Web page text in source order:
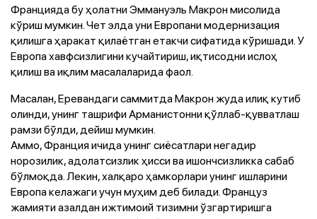
Францияда бу ҳолатни Эммануэль Макрон мисолида
кўриш мумкин. Чет элда уни Европани модернизация
қилишга ҳаракат қилаётган етакчи сифатида кўришади. У
Европа хавфсизлигини кучайтириш, иқтисодни ислоҳ
қилиш ва иқлим масалаларида фаол.
Масалан, Еревандаги саммитда Макрон жуда илиқ кутиб
олинди, унинг ташрифи Арманистонни қўллаб-қувватлаш
рамзи бўлди, дейиш мумкин.
Аммо, Франция ичида унинг сиёсатлари негадир
норозилик, адолатсизлик ҳисси ва ишончсизликка сабаб
бўлмоқда. Лекин, халқаро ҳамкорлари унинг ишларини
Европа келажаги учун муҳим деб билади. Француз
жамияти азалдан ижтимоий тизимни ўзгартиришга